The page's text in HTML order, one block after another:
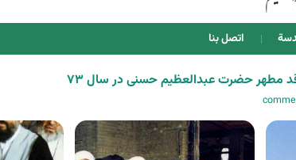
اتصل بنا
مطهر حضرت عبد‌العظیم حسنی در سال ۷۳